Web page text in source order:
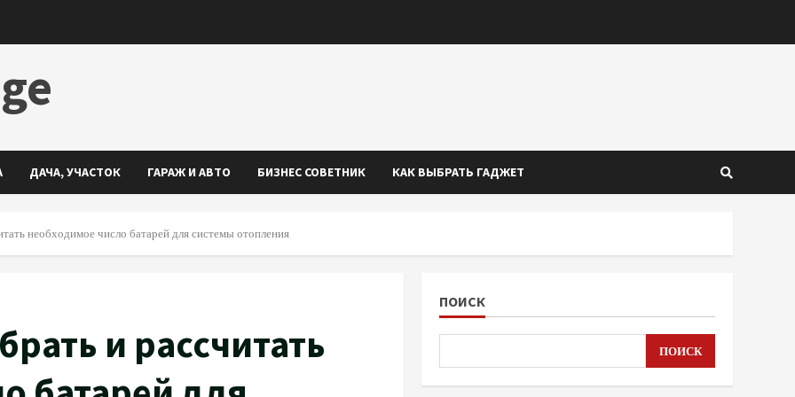
ДАЧА, УЧАСТОК ГАРАЖ И АВТО БИЗНЕС СОВЕТНИК КАК ВЫБРАТЬ ГАДЖЕТ
необходимое число батарей для системы отопления
и рассчитать
ПОИСК
ПОИСК